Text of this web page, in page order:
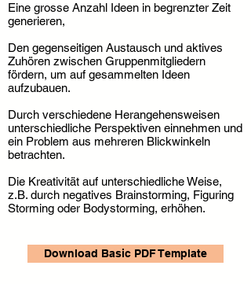
Eine grosse Anzahl Ideen in begrenzter Zeit
generieren,
Den gegenseitigen Austausch und aktives
Zuhören zwischen Gruppenmitgliedern
fördern, um auf gesammelten Ideen
aufzubauen.
Durch verschiedene Herangehensweisen
unterschiedliche Perspektiven einnehmen und
ein Problem aus mehreren Blickwinkeln
betrachten.
Die Kreativität auf unterschiedliche Weise,
z.B. durch negatives Brainstorming, Figuring
Storming oder Bodystorming, erhöhen.
Download Basic PDF Template